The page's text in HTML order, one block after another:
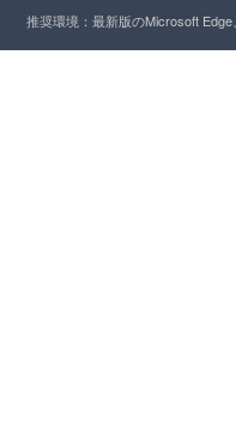
推奨環境：最新版のMicrosoft